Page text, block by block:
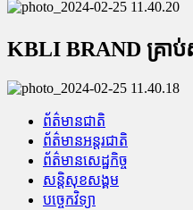
KBLI BRAND គ្រាប់
ព័ត៌មានជាតិ
ព័ត៌មានអន្តរជាតិ
ព័ត៌មានសេដ្ឋកិច្ច
សន្តិសុខសង្គម
បច្ចេកវិទ្យា